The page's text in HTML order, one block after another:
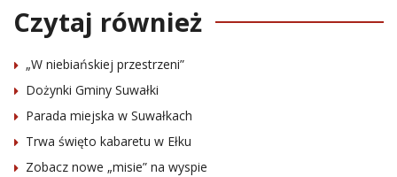
Czytaj również
„W niebiańskiej przestrzeni”
Dożynki Gminy Suwałki
Parada miejska w Suwałkach
Trwa święto kabaretu w Ełku
Zobacz nowe „misie” na wyspie